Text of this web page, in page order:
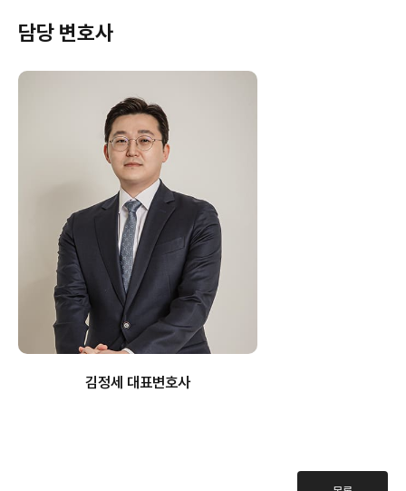
담당 변호사
김정세 대표변호사